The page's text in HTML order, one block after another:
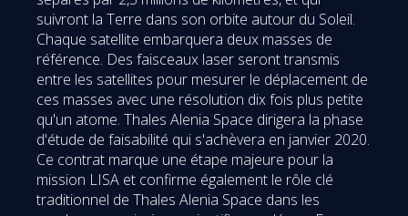
suivront la Terre dans son orbite autour du Soleil.
Chaque satellite embarquera deux masses de
référence. Des faisceaux laser seront transmis
entre les satellites pour mesurer le déplacement de
ces masses avec une résolution dix fois plus petite
qu'un atome. Thales Alenia Space dirigera la phase
d'étude de faisabilité qui s'achèvera en janvier 2020.
Ce contrat marque une étape majeure pour la
mission LISA et confirme également le rôle clé
traditionnel de Thales Alenia Space dans les